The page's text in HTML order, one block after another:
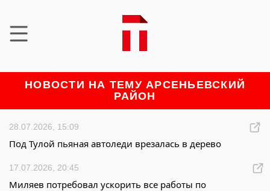
НОВОСТИ НА ТЕМУ АРСЕНЬЕВСКИЙ
РАЙОН
28.07.2026, 15:09
Под Тулой пьяная автоледи врезалась в дерево
17.07.2026, 20:45
Миляев потребовал ускорить все работы по